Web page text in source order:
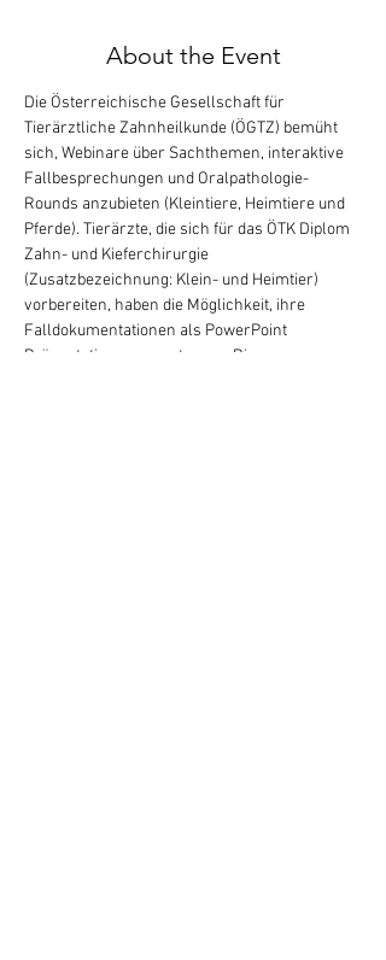
About the Event
Die Österreichische Gesellschaft für
Tierärztliche Zahnheilkunde (ÖGTZ) bemüht
sich, Webinare über Sachthemen, interaktive
Fallbesprechungen und Oralpathologie-
Rounds anzubieten (Kleintiere, Heimtiere und
Pferde). Tierärzte, die sich für das ÖTK Diplom
Zahn- und Kieferchirurgie
(Zusatzbezeichnung: Klein- und Heimtier)
vorbereiten, haben die Möglichkeit, ihre
Falldokumentationen als PowerPoint
Präsentationen vorzutragen. Diese